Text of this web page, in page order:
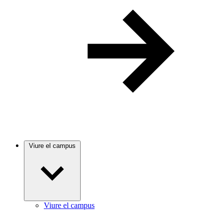
Viure el campus
Viure el campus